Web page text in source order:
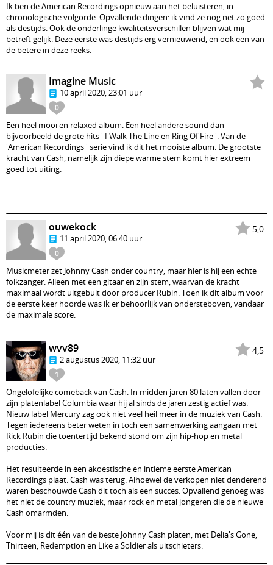
Ik ben de American Recordings opnieuw aan het beluisteren, in
chronologische volgorde. Opvallende dingen: ik vind ze nog net zo goed
als destijds. Ook de onderlinge kwaliteitsverschillen blijven wat mij
betreft gelijk. Deze eerste was destijds erg vernieuwend, en ook een van
de betere in deze reeks.
0
Imagine Music
10 april 2020, 23:01 uur
Een heel mooi en relaxed album. Een heel andere sound dan
bijvoorbeeld de grote hits ' I Walk The Line en Ring Of Fire '. Van de
'American Recordings ' serie vind ik dit het mooiste album. De grootste
kracht van Cash, namelijk zijn diepe warme stem komt hier extreem
goed tot uiting.
5,0
0
ouwekock
11 april 2020, 06:40 uur
Musicmeter zet Johnny Cash onder country, maar hier is hij een echte
folkzanger. Alleen met een gitaar en zijn stem, waarvan de kracht
maximaal wordt uitgebuit door producer Rubin. Toen ik dit album voor
de eerste keer hoorde was ik er behoorlijk van ondersteboven, vandaar
de maximale score.
4,5
1
wvv89
2 augustus 2020, 11:32 uur
Ongelofelijke comeback van Cash. In midden jaren 80 laten vallen door
zijn platenlabel Columbia waar hij al sinds de jaren zestig actief was.
Nieuw label Mercury zag ook niet veel heil meer in de muziek van Cash.
Tegen iedereens beter weten in toch een samenwerking aangaan met
Rick Rubin die toentertijd bekend stond om zijn hip-hop en metal
producties.
Het resulteerde in een akoestische en intieme eerste American
Recordings plaat. Cash was terug. Alhoewel de verkopen niet denderend
waren beschouwde Cash dit toch als een succes. Opvallend genoeg was
het niet de country muziek, maar rock en metal jongeren die de nieuwe
Cash omarmden.
Voor mij is dit één van de beste Johnny Cash platen, met Delia's Gone,
Thirteen, Redemption en Like a Soldier als uitschieters.